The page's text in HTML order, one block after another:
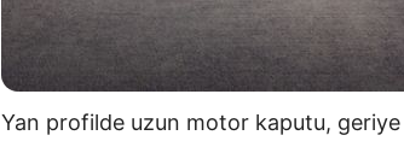
Yan profilde uzun motor kaputu,